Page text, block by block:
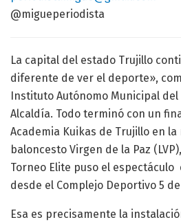
@migueperiodista
La capital del estado Trujillo
diferente de ver el deporte»,
Instituto Autónomo Municipal
Alcaldía. Todo terminó con un
Academia Kuikas de Trujillo en la
baloncesto Virgen de la Paz
Torneo Elite puso el espectáculo
desde el Complejo Deportivo 5 de
Esa es precisamente la